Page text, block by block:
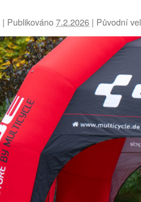
| Publikováno7.2.2026 | Původní